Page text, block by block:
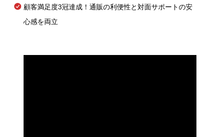
顧客満足度3冠達成！通販の利便性と対面サポートの安
心感を両立